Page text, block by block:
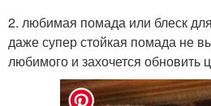
2. любимая помада или блеск
даже супер стойкая помада не
любимого и захочется обновить